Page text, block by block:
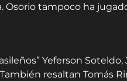
Osorio tampoco ha
Yeferson
resaltan Tomás